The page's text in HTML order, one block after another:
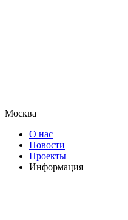
Москва
О нас
Новости
Проекты
Информация